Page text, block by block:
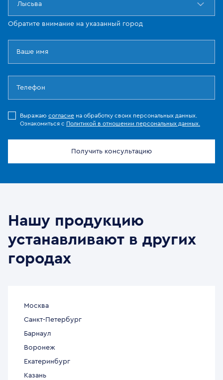
Лысьва
Обратите внимание на указанный город
Выражаю согласие на обработку своих персональных данных.
Ознакомиться с Политикой в отношении персональных данных.
Получить консультацию
Нашу продукцию
устанавливают в других
городах
Москва
Санкт-Петербург
Барнаул
Воронеж
Екатеринбург
Казань